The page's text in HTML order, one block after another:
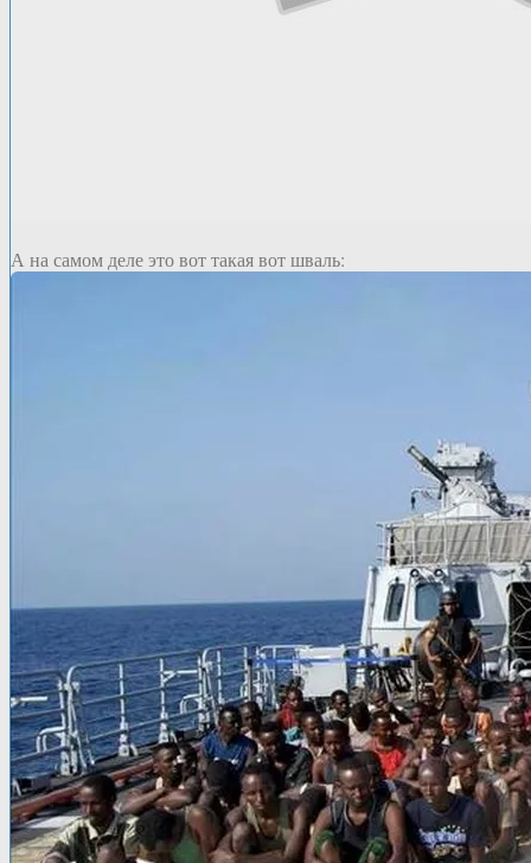
А на самом деле это вот такая вот шваль: